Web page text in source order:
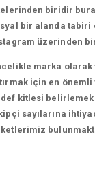
biridir
bir alanda tabiri
üzerinden
marka olarak
için en
kitlesi belirlemek
sayılarına